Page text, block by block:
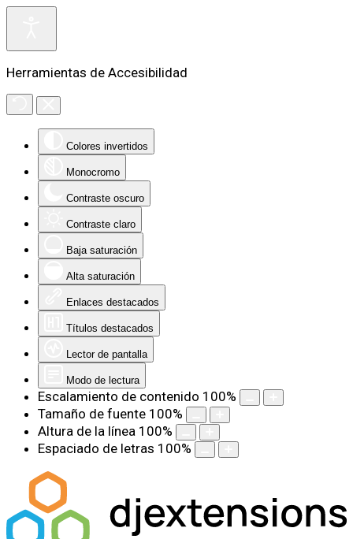
Herramientas de Accesibilidad
Colores invertidos
Monocromo
Contraste oscuro
Contraste claro
Baja saturación
Alta saturación
Enlaces destacados
Títulos destacados
Lector de pantalla
Modo de lectura
Escalamiento de contenido 100%
Tamaño de fuente 100%
Altura de la línea 100%
Espaciado de letras 100%